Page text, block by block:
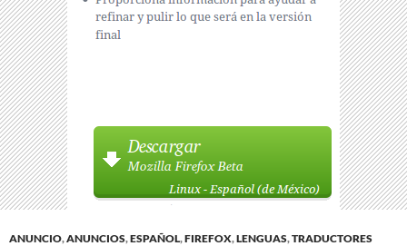
ANUNCIO,ANUNCIOS,ESPAÑOL,FIREFOX,LENGUAS,TRADUCTORES